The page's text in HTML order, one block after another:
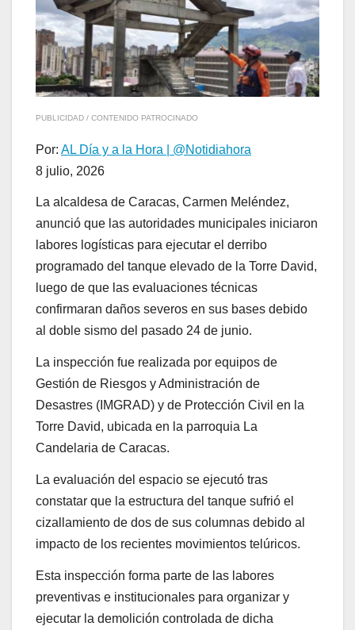
PUBLICIDAD / CONTENIDO PATROCINADO
Por: AL Día y a la Hora | @Notidiahora
8 julio, 2026
La alcaldesa de Caracas, Carmen Meléndez,
anunció que las autoridades municipales iniciaron
labores logísticas para ejecutar el derribo
programado del tanque elevado de la Torre David,
luego de que las evaluaciones técnicas
confirmaran daños severos en sus bases debido
al doble sismo del pasado 24 de junio.
La inspección fue realizada por equipos de
Gestión de Riesgos y Administración de
Desastres (IMGRAD) y de Protección Civil en la
Torre David, ubicada en la parroquia La
Candelaria de Caracas.
La evaluación del espacio se ejecutó tras
constatar que la estructura del tanque sufrió el
cizallamiento de dos de sus columnas debido al
impacto de los recientes movimientos telúricos.
Esta inspección forma parte de las labores
preventivas e institucionales para organizar y
ejecutar la demolición controlada de dicha